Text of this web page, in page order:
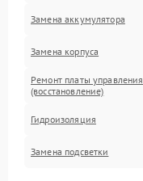
Замена аккумулятора
Замена корпуса
Ремонт платы управления
(восстановление)
Гидроизоляция
Замена подсветки